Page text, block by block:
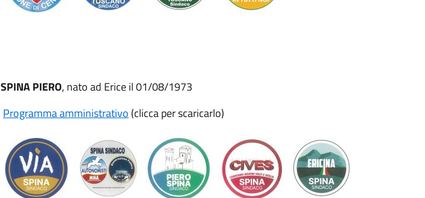
SPINA PIERO, nato ad Erice il 01/08/1973
Programma amministrativo (clicca per scaricarlo)